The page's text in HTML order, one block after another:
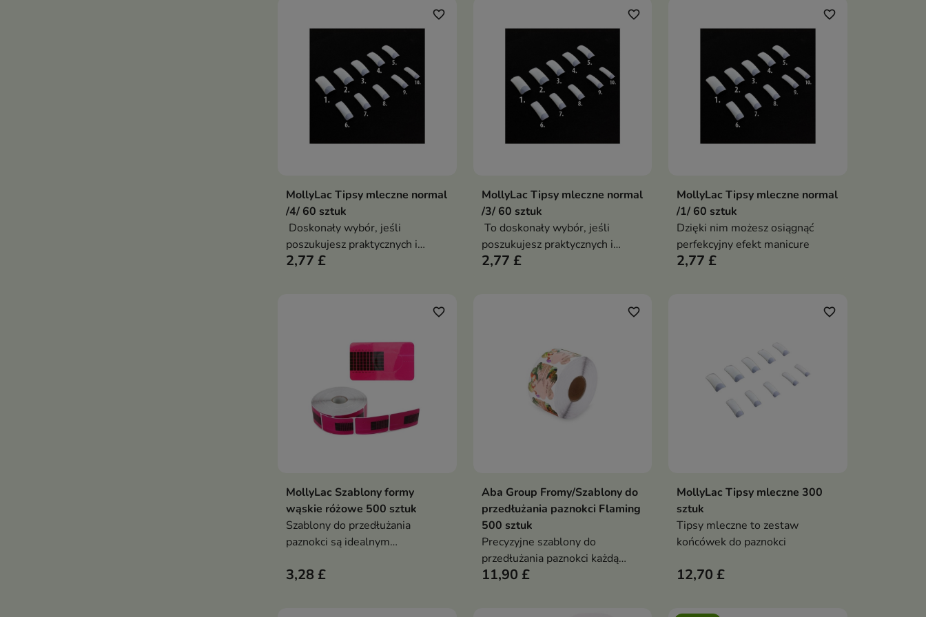
Dodaj do koszyka
favorite_border
MollyLac Tipsy mleczne normal
/4/ 60 sztuk
Doskonały wybór, jeśli
poszukujesz praktycznych i
trwałych tipsów do swoich
2,77 £
Dodaj do koszyka
favorite_border
MollyLac Tipsy mleczne normal
/3/ 60 sztuk
To doskonały wybór, jeśli
poszukujesz praktycznych i
trwałych tipsów do swoich
2,77 £
Dodaj do koszyka
favorite_border
MollyLac Tipsy mleczne normal
/1/ 60 sztuk
Dzięki nim możesz osiągnąć
perfekcyjny efekt manicure
2,77 £
Dodaj do koszyka
favorite_border
MollyLac Szablony formy
wąskie różowe 500 sztuk
Szablony do przedłużania
paznokci są idealnym
pięknych i trwałych paznokci
3,28 £
Dodaj do koszyka
favorite_border
Aba Group Fromy/Szablony do
przedłużania paznokci Flaming
500 sztuk
Precyzyjne szablony do
przedłużania paznokci każdą
metodą
11,90 £
Dodaj do koszyka
favorite_border
MollyLac Tipsy mleczne 300
sztuk
Tipsy mleczne to zestaw
końcówek do paznokci
12,70 £